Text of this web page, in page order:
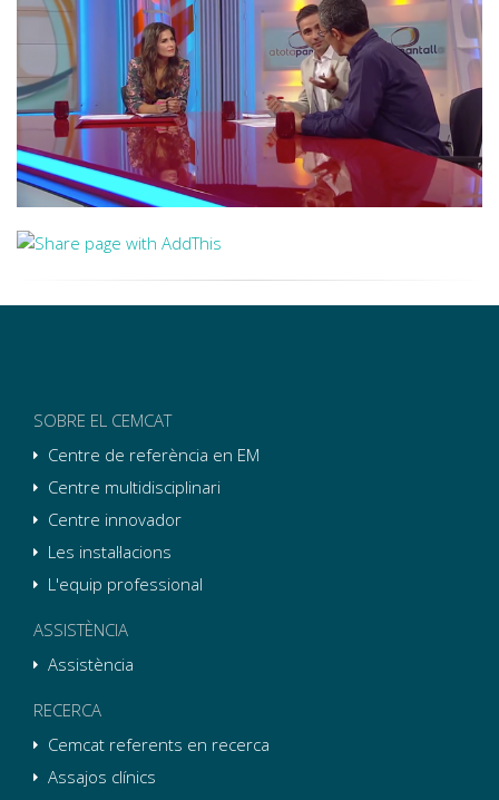
SOBRE EL CEMCAT
Centre de referència en EM
Centre multidisciplinari
Centre innovador
Les instal·lacions
L'equip professional
ASSISTÈNCIA
Assistència
RECERCA
Cemcat referents en recerca
Assajos clínics